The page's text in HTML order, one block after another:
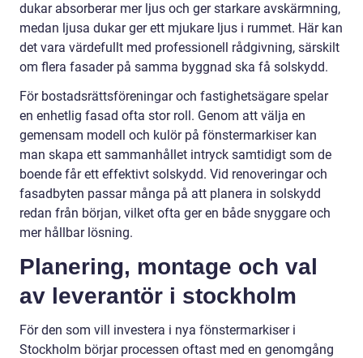
dukar absorberar mer ljus och ger starkare avskärmning,
medan ljusa dukar ger ett mjukare ljus i rummet. Här kan
det vara värdefullt med professionell rådgivning, särskilt
om flera fasader på samma byggnad ska få solskydd.
För bostadsrättsföreningar och fastighetsägare spelar
en enhetlig fasad ofta stor roll. Genom att välja en
gemensam modell och kulör på fönstermarkiser kan
man skapa ett sammanhållet intryck samtidigt som de
boende får ett effektivt solskydd. Vid renoveringar och
fasadbyten passar många på att planera in solskydd
redan från början, vilket ofta ger en både snyggare och
mer hållbar lösning.
Planering, montage och val
av leverantör i stockholm
För den som vill investera i nya fönstermarkiser i
Stockholm börjar processen oftast med en genomgång